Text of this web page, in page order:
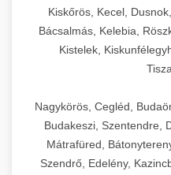
Kiskőrös, Kecel,
Bácsalmás, Kelebia,
Kistelek,
Nagykörös, Cegléd,
Budakeszi, Szentendre,
Mátrafüred,
Szendrő, Edelény,